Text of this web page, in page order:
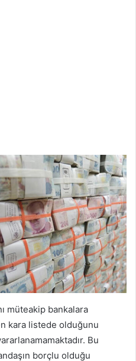
müteakip bankalara
kara listede olduğunu
Bu
borçlu olduğu